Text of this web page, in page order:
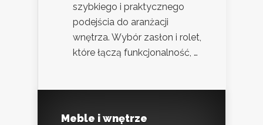
szybkiego i praktycznego
podejścia do aranżacji
wnętrza. Wybór zasłon i rolet,
które łączą funkcjonalność, …
Meble i wnętrze